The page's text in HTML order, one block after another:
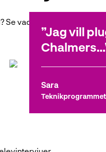
Se vad våra elever tycker!
Jag vill
Chalmers...
Sara
Teknikprogrammet